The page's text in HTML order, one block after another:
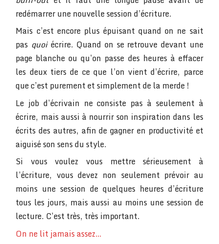
redémarrer une nouvelle session d’écriture.
Mais c’est encore plus épuisant quand on ne sait
pas quoiécrire. Quand on se retrouve devant une
page blanche ou qu’on passe des heures à effacer
les deux tiers de ce que l’on vient d’écrire, parce
que c’est purement et simplement de la merde !
Le job d’écrivain ne consiste pas à seulement à
écrire, mais aussi à nourrir son inspiration dans les
écrits des autres, afin de gagner en productivité et
aiguisé son sens du style.
Si vous voulez vous mettre sérieusement à
l’écriture, vous devez non seulement prévoir au
moins une session de quelques heures d’écriture
tous les jours, mais aussi au moins une session de
lecture. C’est très, très important.
On ne lit jamais assez…